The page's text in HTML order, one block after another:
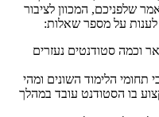
שלפניכם, המכוון לציבור
לענות על מספר שאלות:
וכמה סטודנטים נעזרים
תחומי הלימוד השונים ומהי
בו הסטודנט עובד במהלך